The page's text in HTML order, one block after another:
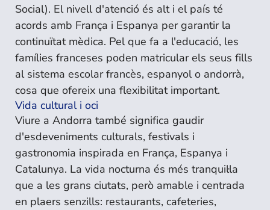
Social). El nivell d'atenció és alt i el país té
acords amb França i Espanya per garantir la
continuïtat mèdica. Pel que fa a l'educació, les
famílies franceses poden matricular els seus fills
al sistema escolar francès, espanyol o andorrà,
cosa que ofereix una flexibilitat important.
Vida cultural i oci
Viure a Andorra també significa gaudir
d'esdeveniments culturals, festivals i
gastronomia inspirada en França, Espanya i
Catalunya. La vida nocturna és més tranquil·la
que a les grans ciutats, però amable i centrada
en plaers senzills: restaurants, cafeteries,